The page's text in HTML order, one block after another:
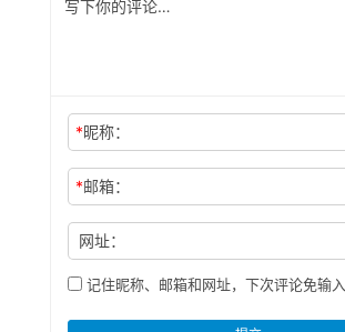
*昵称：
*邮箱：
网址：
记住昵称、邮箱和网址，下次评论免输入